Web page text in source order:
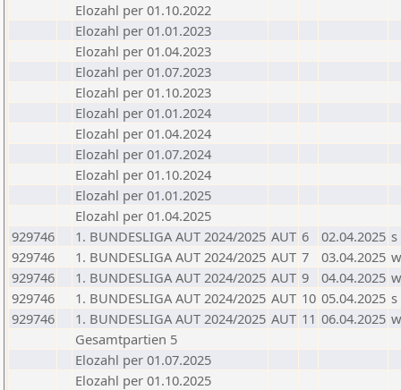
Elozahl per 01.10.2022
Elozahl per 01.01.2023
Elozahl per 01.04.2023
Elozahl per 01.07.2023
Elozahl per 01.10.2023
Elozahl per 01.01.2024
Elozahl per 01.04.2024
Elozahl per 01.07.2024
Elozahl per 01.10.2024
Elozahl per 01.01.2025
Elozahl per 01.04.2025
929746
1. BUNDESLIGA AUT 2024/2025 AUT 6 02.04.2025 s
929746
1. BUNDESLIGA AUT 2024/2025 AUT 7 03.04.2025 w
929746
1. BUNDESLIGA AUT 2024/2025 AUT 9 04.04.2025 w
929746
1. BUNDESLIGA AUT 2024/2025 AUT 10 05.04.2025 s
929746
1. BUNDESLIGA AUT 2024/2025 AUT 11 06.04.2025 w
Gesamtpartien 5
Elozahl per 01.07.2025
Elozahl per 01.10.2025